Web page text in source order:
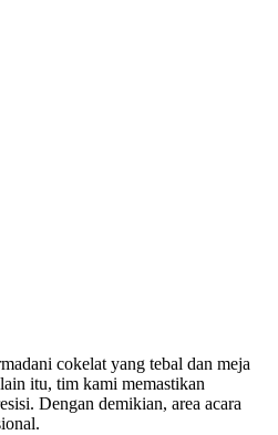
cokelat yang tebal dan meja
itu, tim kami memastikan
Dengan demikian, area acara